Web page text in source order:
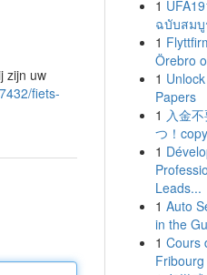
zijn uw
fiets-
1
ฉบับสม
1
Örebro
1
Papers
1 入金
つ！
1
Leads...
1 Auto
in the
1 Cours